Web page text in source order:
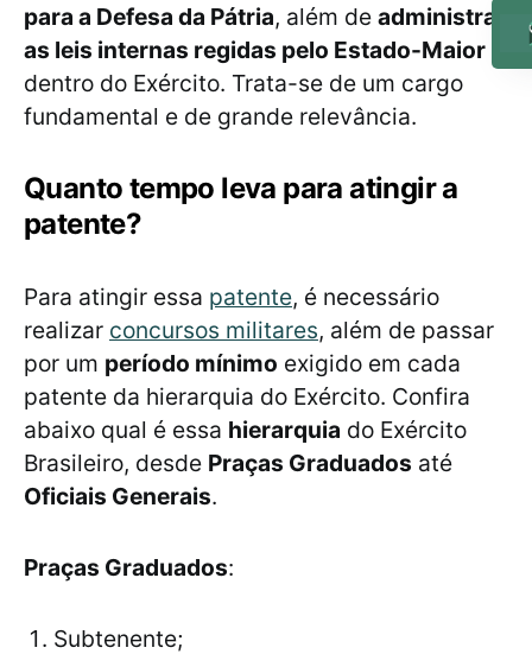
para a Defesa da Pátria, além de administrar
as leis internas regidas pelo Estado-Maior
dentro do Exército. Trata-se de um cargo
fundamental e de grande relevância.
Quanto tempo leva para atingir a
patente?
Para atingir essa patente, é necessário
realizar concursos militares, além de passar
por um período mínimo exigido em cada
patente da hierarquia do Exército. Confira
abaixo qual é essa hierarquia do Exército
Brasileiro, desde Praças Graduados até
Oficiais Generais.
Praças Graduados:
Subtenente;